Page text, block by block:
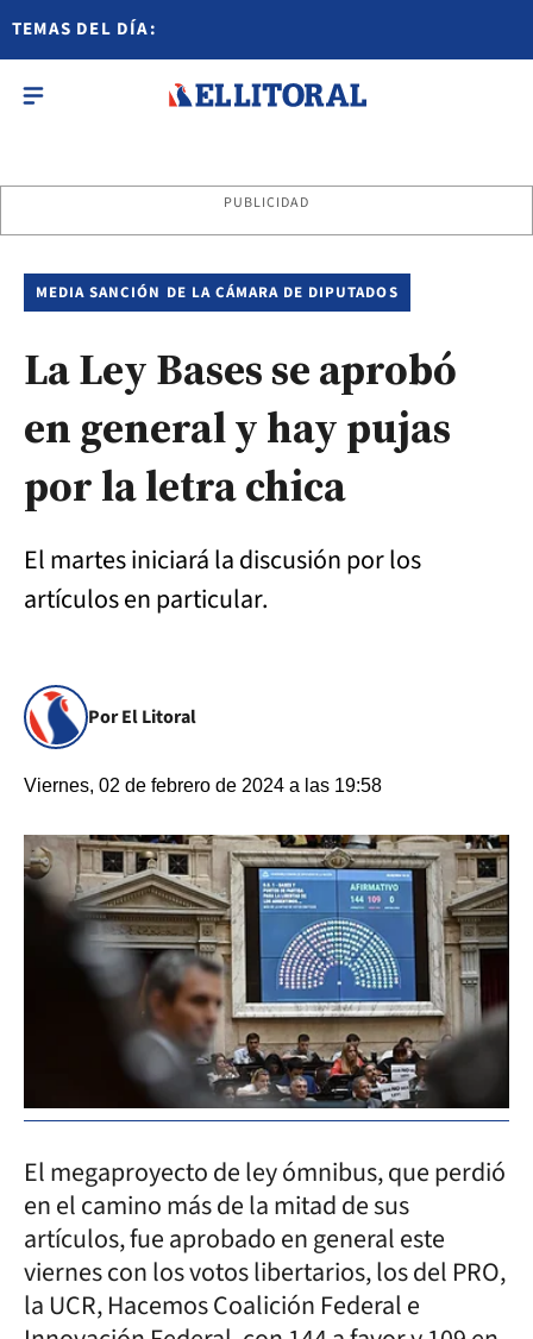
TEMAS DEL DÍA:
PUBLICIDAD
MEDIA SANCIÓN DE LA CÁMARA DE DIPUTADOS
La Ley Bases se aprobó
en general y hay pujas
por la letra chica
El martes iniciará la discusión por los
artículos en particular.
Por El Litoral
Viernes, 02 de febrero de 2024 a las 19:58
El megaproyecto de ley ómnibus, que perdió
en el camino más de la mitad de sus
artículos, fue aprobado en general este
viernes con los votos libertarios, los del PRO,
la UCR, Hacemos Coalición Federal e